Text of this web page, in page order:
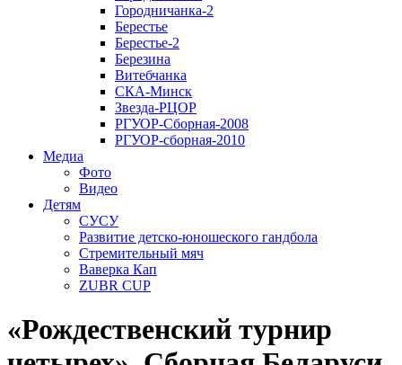
Городничанка-2
Берестье
Берестье-2
Березина
Витебчанка
СКА-Минск
Звезда-РЦОР
РГУОР-Сборная-2008
РГУОР-сборная-2010
Медиа
Фото
Видео
Детям
СУСУ
Развитие детско-юношеского гандбола
Стремительный мяч
Ваверка Кап
ZUBR CUP
«Рождественский турнир